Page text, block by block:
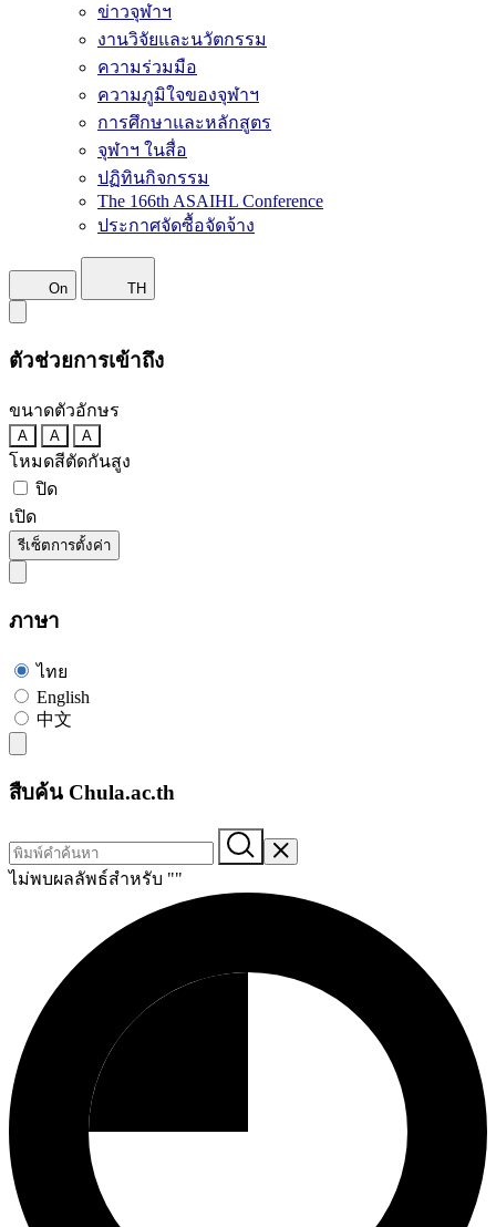
ข่าวจุฬาฯ
งานวิจัยและนวัตกรรม
ความร่วมมือ
ความภูมิใจของจุฬาฯ
การศึกษาและหลักสูตร
จุฬาฯ ในสื่อ
ปฏิทินกิจกรรม
The 166th ASAIHL Conference
ประกาศจัดซื้อจัดจ้าง
On TH
ตัวช่วยการเข้าถึง
ขนาดตัวอักษร
A A A
โหมดสีตัดกันสูง
ปิด
เปิด
รีเซ็ตการตั้งค่า
ภาษา
ไทย
English
中文
สืบค้น Chula.ac.th
ไม่พบผลลัพธ์สำหรับ ""